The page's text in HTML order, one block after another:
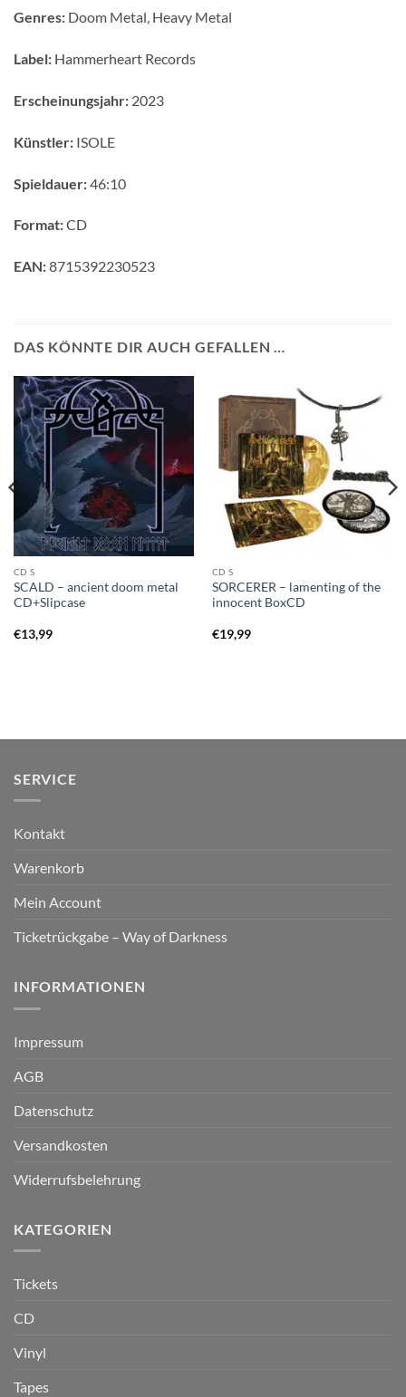
Genres: Doom Metal, Heavy Metal
Label: Hammerheart Records
Erscheinungsjahr: 2023
Künstler: ISOLE
Spieldauer:46:10
Format:CD
EAN:8715392230523
DAS KÖNNTE DIR AUCH GEFALLEN …
CD S
SCALD – ancient doom metal
CD+Slipcase
€13,99
CD S
SORCERER – lamenting of the
innocent BoxCD
€19,99
SERVICE
Kontakt
Warenkorb
Mein Account
Ticketrückgabe – Way of Darkness
INFORMATIONEN
Impressum
AGB
Datenschutz
Versandkosten
Widerrufsbelehrung
KATEGORIEN
Tickets
CD
Vinyl
Tapes